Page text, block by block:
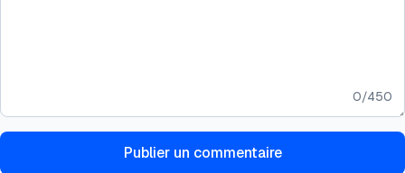
0/450
Publier un commentaire